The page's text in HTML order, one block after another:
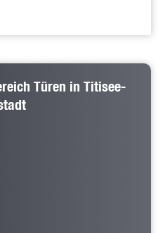
Türen in Titisee-